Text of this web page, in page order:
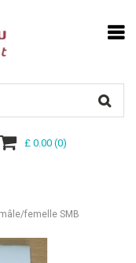
£ 0.00(0)
femelle SMB